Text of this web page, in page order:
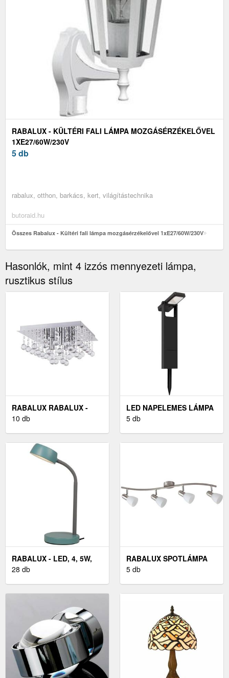
RABALUX - KÜLTÉRI FALI LÁMPA MOZGÁSÉRZÉKELŐVEL
1XE27/60W/230V
5 db
rabalux, otthon, barkács, kert, világítástechnika
butoraid.hu
Összes Rabalux - Kültéri fali lámpa mozgásérzékelővel 1xE27/60W/230V
Hasonlók, mint 4 izzós mennyezeti lámpa,
rusztikus stílus
RABALUX RABALUX -
MENNYEZETI LÁMPA
10 db
LED NAPELEMES LÁMPA
20 LM
5 db
RABALUX - LED, 4, 5W,
230V
28 db
RABALUX SPOTLÁMPA
4× E14 / 40W / 230V
5 db